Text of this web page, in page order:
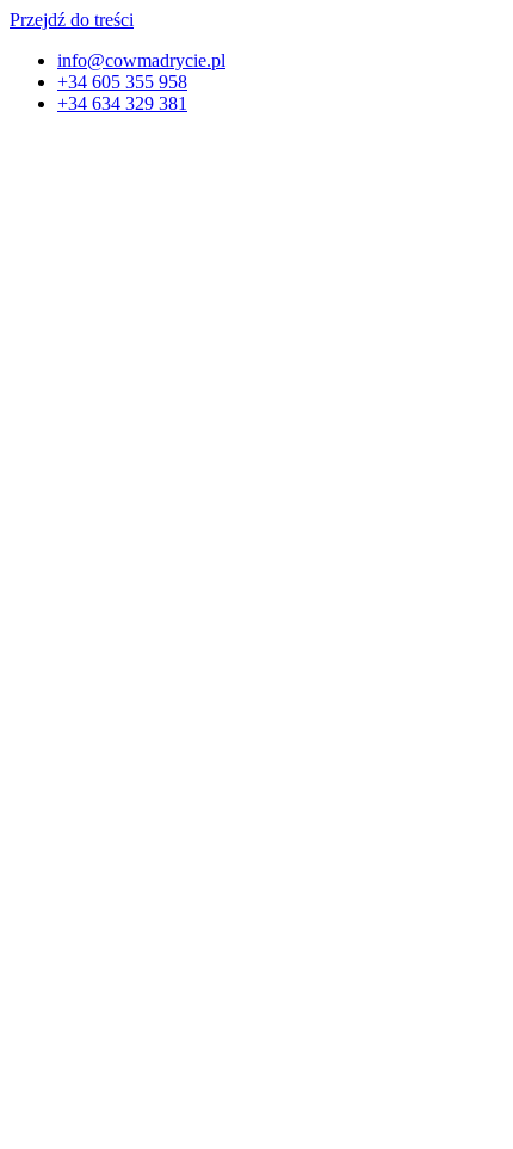
Przejdź do treści
info@cowmadrycie.pl
+34 605 355 958
+34 634 329 381​